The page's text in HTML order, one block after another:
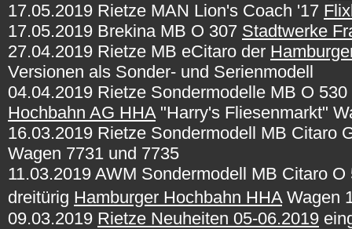
17.05.2019 Rietze MAN Lion's Coach '17
17.05.2019 Brekina MB O 307 Stadtwerke
27.04.2019 Rietze MB eCitaro der
Versionen als Sonder- und Serienmodell
04.04.2019 Rietze Sondermodelle MB O
Hochbahn AG HHA"Harry's Fliesenmarkt"
16.03.2019 Rietze Sondermodell MB Citaro
Wagen 7731 und 7735
11.03.2019 AWM Sondermodell MB Citaro
dreitürig Hamburger Hochbahn HHAWagen
09.03.2019 Rietze Neuheiten 05-06.2019